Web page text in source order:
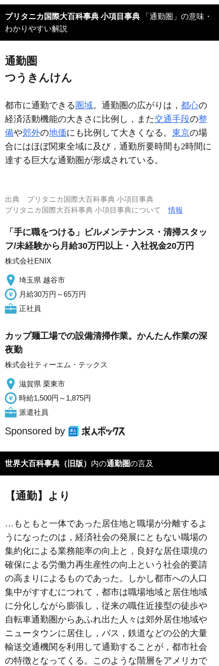
ブリタニカ国際大百科事典 小項目事典 「通勤圏」の意味・
わかりやすい解説
通勤圏
つうきんけん
都市に通勤できる 圏域。通勤圏の広がりは， 都心の
経済活動機能の大きさに比例し，また交通手段の整
備や郊外の地価にも比例して大きくなる。 東京の場
合にはほぼ関東全域に及び，通勤所要時間も2時間に
達する巨大な通勤圏が形成されている。
出典 ブリタニカ国際大百科事典 小項目事典
ブリタニカ国際大百科事典 小項目事典について情報
「手に職をつける」ビルメンテナンス・清掃スタッ
フ/未経験から月給30万円以上・入社祝金20万円
株式会社ENIX
埼玉県 越谷市
月給30万円～65万円
正社員
カップ麺工場での設備清掃作業。かんたん作業の深
夜勤
株式会社ティーエム・テックス
滋賀県 栗東市
時給1,500円～1,875円
派遣社員
Sponsored by
世界大百科事典（旧版） 内の通勤圏の言及
【通勤】より
…もともと一体であった居住地と職場が分離するよ
うになったのは，経済社会の発展にともない職場の
集約化による業務能率の向上と，良好な居住環境の
確保による労働力再生産性の向上という社会的要請
の高まりによるものであった。しかし都市への人口
集中がすすむにつれて，都市は職場地域と居住地域
に分化しながら膨張し，従来の職住近接型の徒歩や
自転車通勤圏からあふれ出た人々は郊外居住地域や
ニュータウンに居住し，バス，鉄道などの公的大量
輸送交通機関を利用して通勤することが，都市社会
の特徴となってくる。このような階層をアメリカで